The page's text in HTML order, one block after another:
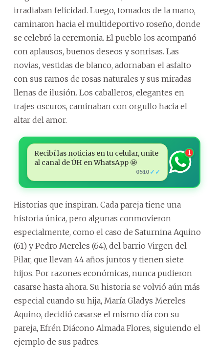
irradiaban felicidad. Luego, tomados de la mano,
caminaron hacia el multideportivo roseño, donde
se celebró la ceremonia. El pueblo los acompañó
con aplausos, buenos deseos y sonrisas. Las
novias, vestidas de blanco, adornaban el asfalto
con sus ramos de rosas naturales y sus miradas
llenas de ilusión. Los caballeros, elegantes en
trajes oscuros, caminaban con orgullo hacia el
altar del amor.
Recibí las noticias en tu celular, unite
al canal de ÚH en WhatsApp 🤩
05:10 ✓✓
1
Historias que inspiran. Cada pareja tiene una
historia única, pero algunas conmovieron
especialmente, como el caso de Saturnina Aquino
(61) y Pedro Mereles (64), del barrio Virgen del
Pilar, que llevan 44 años juntos y tienen siete
hijos. Por razones económicas, nunca pudieron
casarse hasta ahora. Su historia se volvió aún más
especial cuando su hija, María Gladys Mereles
Aquino, decidió casarse el mismo día con su
pareja, Efrén Diácono Almada Flores, siguiendo el
ejemplo de sus padres.